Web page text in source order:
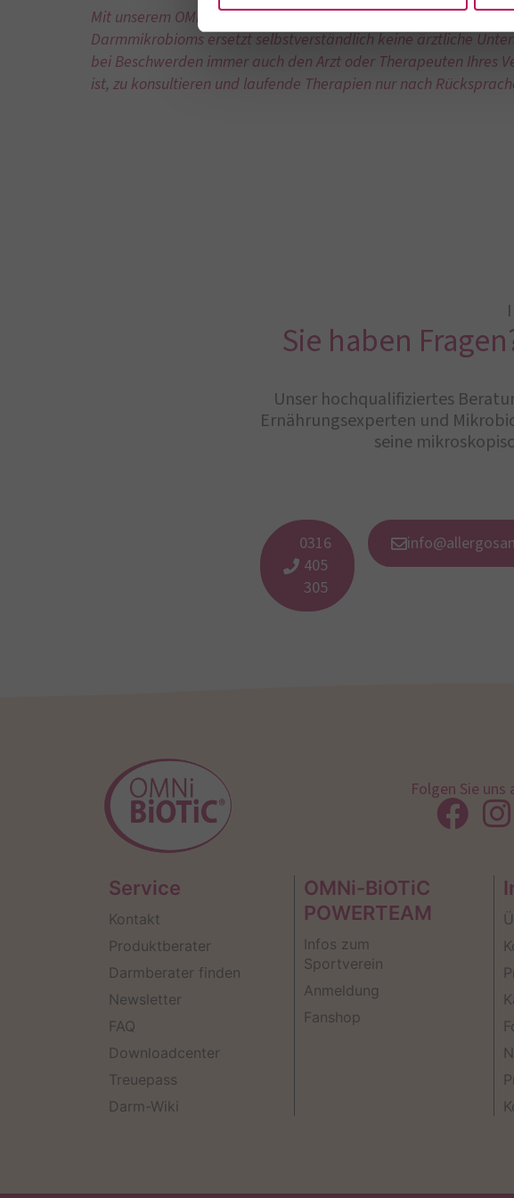
Mit unserem OMNi-BiOTiC SCAN® möchten wir einen
Darmmikrobioms ersetzt selbstverständlich keine ärztliche
bei Beschwerden immer auch den Arzt oder Therapeuten
ist, zu konsultieren und laufende Therapien nur nach
Sie haben
Unser hochqualifiziertes
Ernährungsexperten und
seine
0316
405
305
Folgen Sie
Service
Kontakt
Produktberater
Darmberater finden
Newsletter
FAQ
Downloadcenter
Treuepass
Darm-Wiki
OMNi-BiOTiC
POWERTEAM
Infos zum
Sportverein
Anmeldung
Fanshop